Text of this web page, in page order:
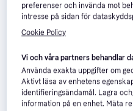
preferenser och invända mot
intresse på sidan för
Cookie Policy
Vi och våra partners behandlar
Använda exakta uppgifter om
Aktivt läsa av enhetens
identifieringsändamål. Lagra
information på en enhet. Mäta